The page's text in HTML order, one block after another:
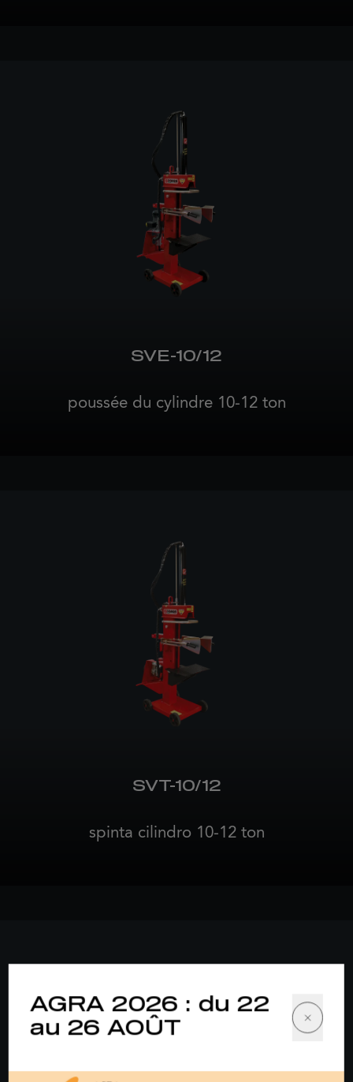
SVE-10/12
poussée du cylindre 10-12 ton
SVT-10/12
spinta cilindro 10-12 ton
AGRA 2026 : du 22
au 26 AOÛT